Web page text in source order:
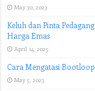
May 30, 2023
Keluh dan Pinta
Harga Emas
April 14, 2025
Cara Mengatasi
May 5, 2023